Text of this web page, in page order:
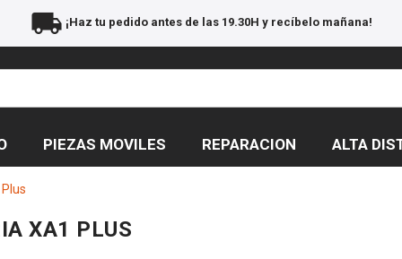
local_shipping ¡Haz tu pedido antes de las 19.30H y recíbelo mañana!
PIEZAS MOVILES REPARACION ALTA
XA1 PLUS